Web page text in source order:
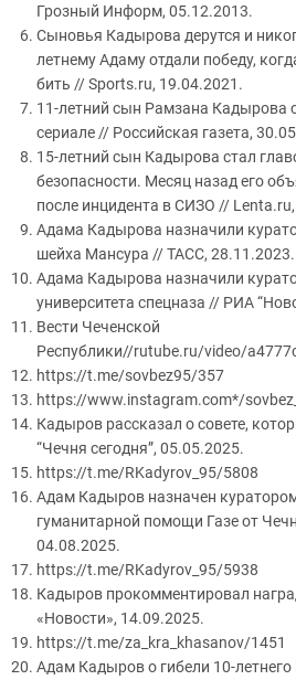
Грозный Информ, 05.12.2013.
Сыновья Кадырова дерутся и
летнему Адаму отдали победу,
бить // Sports.ru, 19.04.2021.
11-летний сын Рамзана Кадырова
сериале // Российская газета,
15-летний сын Кадырова стал
безопасности. Месяц назад его
после инцидента в СИЗО //
Адама Кадырова назначили
шейха Мансура // ТАСС, 28.11.2023.
Адама Кадырова назначили
университета спецназа // РИА
Вести Чеченской
Республики//rutube.ru/video/
https://t.me/sovbez95/357
https://www.instagram.com*/
Кадыров рассказал о совете,
“Чечня сегодня”, 05.05.2025.
https://t.me/RKadyrov_95/5808
Адам Кадыров назначен
гуманитарной помощи Газе от
04.08.2025.
https://t.me/RKadyrov_95/5938
Кадыров прокомментировал
«Новости», 14.09.2025.
https://t.me/za_kra_khasanov/1451
Адам Кадыров о гибели 10-